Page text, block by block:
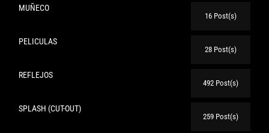
MUÑECO
16 Post(s)
PELICULAS
28 Post(s)
REFLEJOS
492 Post(s)
SPLASH (CUT-OUT)
259 Post(s)